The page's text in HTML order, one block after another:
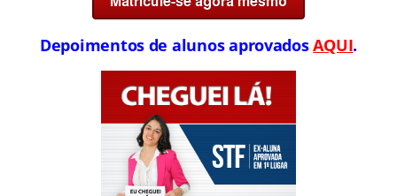
Depoimentos de alunos aprovadosAQUI.